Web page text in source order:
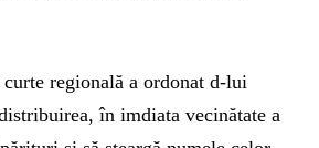
regională a ordonat d-lui
în imdiata vecinătate a